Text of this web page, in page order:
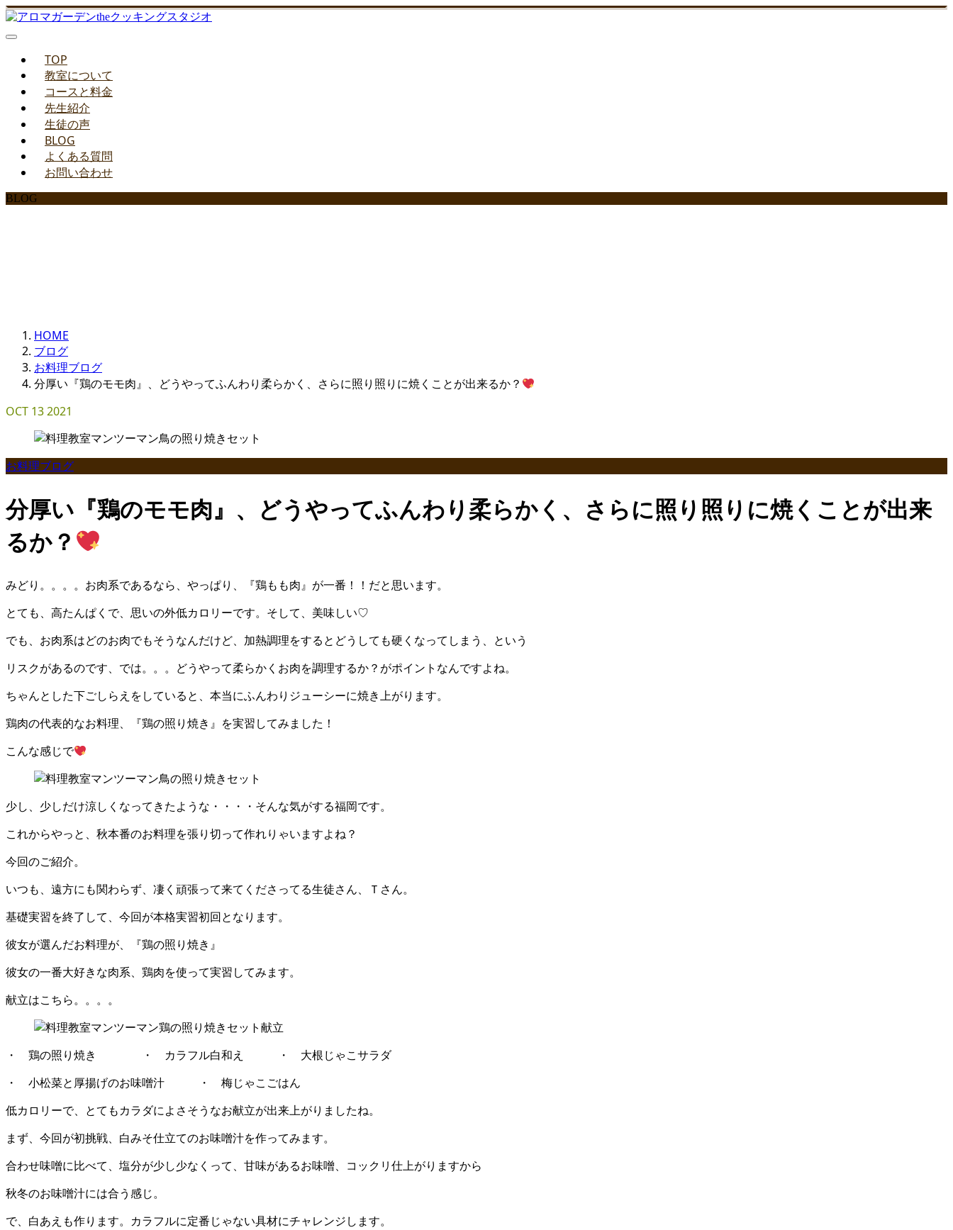
TOP
教室について
コースと料金
先生紹介
生徒の声
BLOG
よくある質問
お問い合わせ
BLOG
HOME
ブログ
お料理ブログ
分厚い『鶏のモモ肉』、どうやってふんわり柔らかく、さらに照り照りに焼くことが出来るか？
OCT 132021
お料理ブログ
分厚い『鶏のモモ肉』、どうやってふんわり柔らかく、さらに照り照りに焼くことが出来
るか？
みどり。。。。お肉系であるなら、やっぱり、『鶏もも肉』が一番！！だと思います。
とても、高たんぱくで、思いの外低カロリーです。そして、美味しい♡
でも、お肉系はどのお肉でもそうなんだけど、加熱調理をするとどうしても硬くなってしまう、という
リスクがあるのです、では。。。どうやって柔らかくお肉を調理するか？がポイントなんですよね。
ちゃんとした下ごしらえをしていると、本当にふんわりジューシーに焼き上がります。
鶏肉の代表的なお料理、『鶏の照り焼き』を実習してみました！
こんな感じで
少し、少しだけ涼しくなってきたような・・・・そんな気がする福岡です。
これからやっと、秋本番のお料理を張り切って作れりゃいますよね？
今回のご紹介。
いつも、遠方にも関わらず、凄く頑張って来てくださってる生徒さん、Ｔさん。
基礎実習を終了して、今回が本格実習初回となります。
彼女が選んだお料理が、『鶏の照り焼き』
彼女の一番大好きな肉系、鶏肉を使って実習してみます。
献立はこちら。。。。
・ 鶏の照り焼き ・ カラフル白和え ・ 大根じゃこサラダ
・ 小松菜と厚揚げのお味噌汁 ・ 梅じゃこごはん
低カロリーで、とてもカラダによさそうなお献立が出来上がりましたね。
まず、今回が初挑戦、白みそ仕立てのお味噌汁を作ってみます。
合わせ味噌に比べて、塩分が少し少なくって、甘味があるお味噌、コックリ仕上がりますから
秋冬のお味噌汁には合う感じ。
で、白あえも作ります。カラフルに定番じゃない具材にチャレンジします。